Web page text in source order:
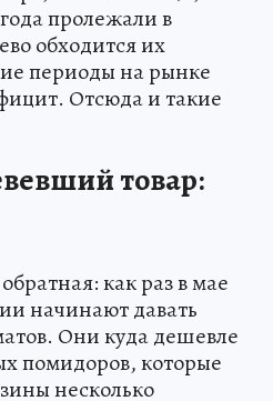
пролежали в
обходится их
периоды на рынке
Отсюда и такие
товар:
как раз в мае
начинают давать
Они куда дешевле
помидоров, которые
несколько